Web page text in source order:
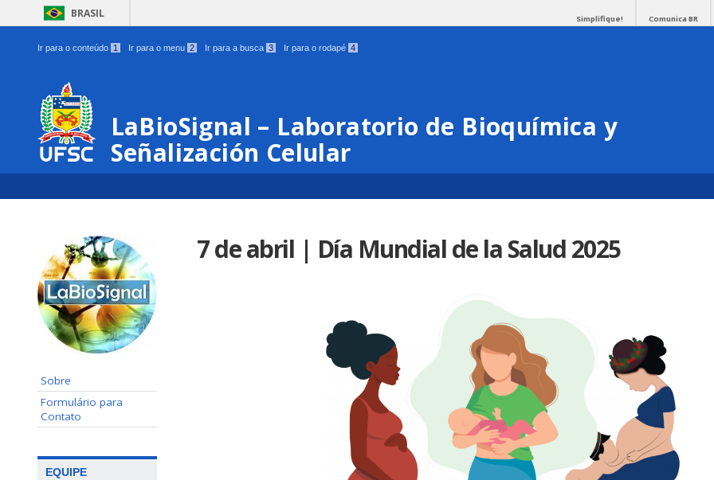
BRASIL Simplifique! Comunica BR
Ir para o conteúdo 1 Ir para o menu 2 Ir para a busca 3 Ir para o rodapé 4
LaBioSignal – Laboratorio de Bioquímica y
Señalización Celular
Sobre
Formulário para
Contato
EQUIPE
7 de abril | Día Mundial de la Salud 2025